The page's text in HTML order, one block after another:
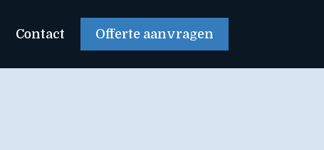
Contact Offerte aanvragen